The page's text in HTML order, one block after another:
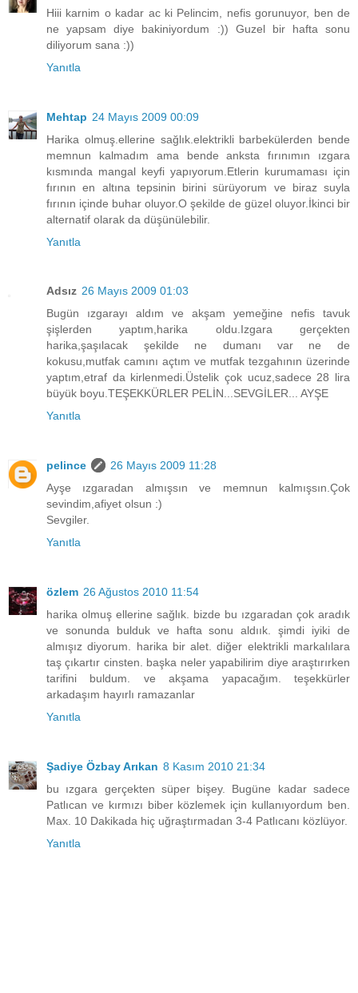
Hiii karnim o kadar ac ki Pelincim, nefis gorunuyor, ben de
ne yapsam diye bakiniyordum :)) Guzel bir hafta sonu
diliyorum sana :))
Yanıtla
Mehtap 24 Mayıs 2009 00:09
Harika olmuş.ellerine sağlık.elektrikli barbekülerden bende
memnun kalmadım ama bende anksta fırınımın ızgara
kısmında mangal keyfi yapıyorum.Etlerin kurumaması için
fırının en altına tepsinin birini sürüyorum ve biraz suyla
fırının içinde buhar oluyor.O şekilde de güzel oluyor.İkinci bir
alternatif olarak da düşünülebilir.
Yanıtla
Adsız 26 Mayıs 2009 01:03
Bugün ızgarayı aldım ve akşam yemeğine nefis tavuk
şişlerden yaptım,harika oldu.Izgara gerçekten
harika,şaşılacak şekilde ne dumanı var ne de
kokusu,mutfak camını açtım ve mutfak tezgahının üzerinde
yaptım,etraf da kirlenmedi.Üstelik çok ucuz,sadece 28 lira
büyük boyu.TEŞEKKÜRLER PELİN...SEVGİLER... AYŞE
Yanıtla
pelince
26 Mayıs 2009 11:28
Ayşe ızgaradan almışsın ve memnun kalmışsın.Çok
sevindim,afiyet olsun :)
Sevgiler.
Yanıtla
özlem 26 Ağustos 2010 11:54
harika olmuş ellerine sağlık. bizde bu ızgaradan çok aradık
ve sonunda bulduk ve hafta sonu aldıık. şimdi iyiki de
almışız diyorum. harika bir alet. diğer elektrikli markalılara
taş çıkartır cinsten. başka neler yapabilirim diye araştırırken
tarifini buldum. ve akşama yapacağım. teşekkürler
arkadaşım hayırlı ramazanlar
Yanıtla
Şadiye Özbay Arıkan 8 Kasım 2010 21:34
bu ızgara gerçekten süper bişey. Bugüne kadar sadece
Patlıcan ve kırmızı biber közlemek için kullanıyordum ben.
Max. 10 Dakikada hiç uğraştırmadan 3-4 Patlıcanı közlüyor.
Yanıtla